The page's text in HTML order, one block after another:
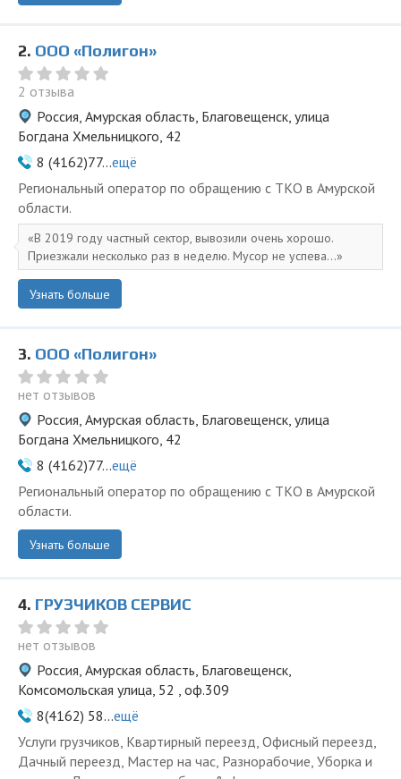
2. ООО «Полигон»
2 отзыва
Россия, Амурская область, Благовещенск, улица
Богдана Хмельницкого, 42
8 (4162)77...ещё
Региональный оператор по обращению с ТКО в Амурской
области.
В 2019 году частный сектор, вывозили очень хорошо.
Приезжали несколько раз в неделю. Мусор не успева...
Узнать больше
3. ООО «Полигон»
нет отзывов
Россия, Амурская область, Благовещенск, улица
Богдана Хмельницкого, 42
8 (4162)77...ещё
Региональный оператор по обращению с ТКО в Амурской
области.
Узнать больше
4. ГРУЗЧИКОВ СЕРВИС
нет отзывов
Россия, Амурская область, Благовещенск,
Комсомольская улица, 52 , оф.309
8(4162) 58...ещё
Услуги грузчиков, Квартирный переезд, Офисный переезд,
Дачный переезд, Мастер на час, Разнорабочие, Уборка и